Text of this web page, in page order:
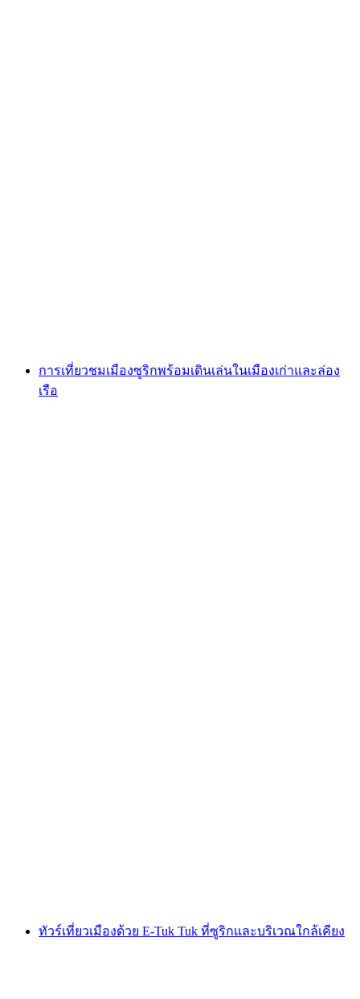
การเที่ยวชมเมืองซูริกพร้อมเดินเล่นในเมืองเก่าและล่อง
เรือ
ทัวร์เที่ยวเมืองด้วย E-Tuk Tuk ที่ซูริกและบริเวณใกล้เคียง